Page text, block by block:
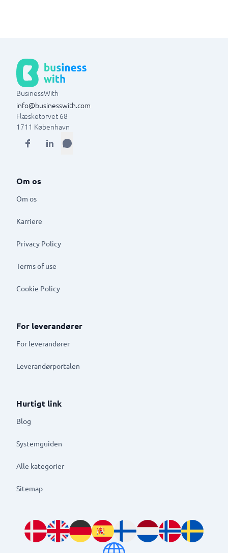
BusinessWith
info@businesswith.com
Flæsketorvet 68
1711 København
Om os
Om os
Karriere
Privacy Policy
Terms of use
Cookie Policy
For leverandører
For leverandører
Leverandørportalen
Hurtigt link
Blog
Systemguiden
Alle kategorier
Sitemap